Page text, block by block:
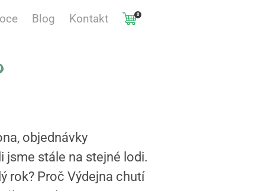
Blog Kontakt 0
objednávky
jsme stále na stejné lodi.
rok? Proč Výdejna chutí